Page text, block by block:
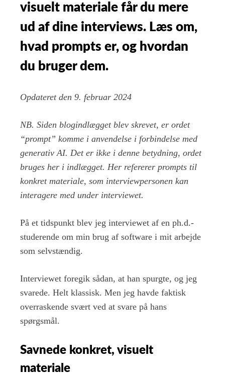
og
skal
bruge
visuelt materiale får du mere
ud af dine interviews. Læs om,
hvad prompts er, og hvordan
du bruger dem.
Opdateret den 9. februar 2024
NB. Siden blogindlægget blev skrevet, er ordet
“prompt” komme i anvendelse i forbindelse med
generativ AI. Det er ikke i denne betydning, ordet
bruges her i indlægget. Her refererer prompts til
konkret materiale, som interviewpersonen kan
interagere med under interviewet.
På et tidspunkt blev jeg interviewet af en ph.d.-
studerende om min brug af software i mit arbejde
som selvstændig.
Interviewet foregik sådan, at han spurgte, og jeg
svarede. Helt klassisk. Men jeg havde faktisk
overraskende svært ved at svare på hans
spørgsmål.
Savnede konkret, visuelt
materiale